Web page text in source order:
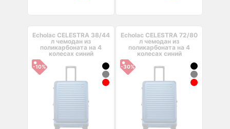
Echolac CELESTRA 38/44
л чемодан из
поликарбоната на 4
колесах синий
-10%
Echolac CELESTRA 72/80
л чемодан из
поликарбоната на 4
колесах синий
-30%